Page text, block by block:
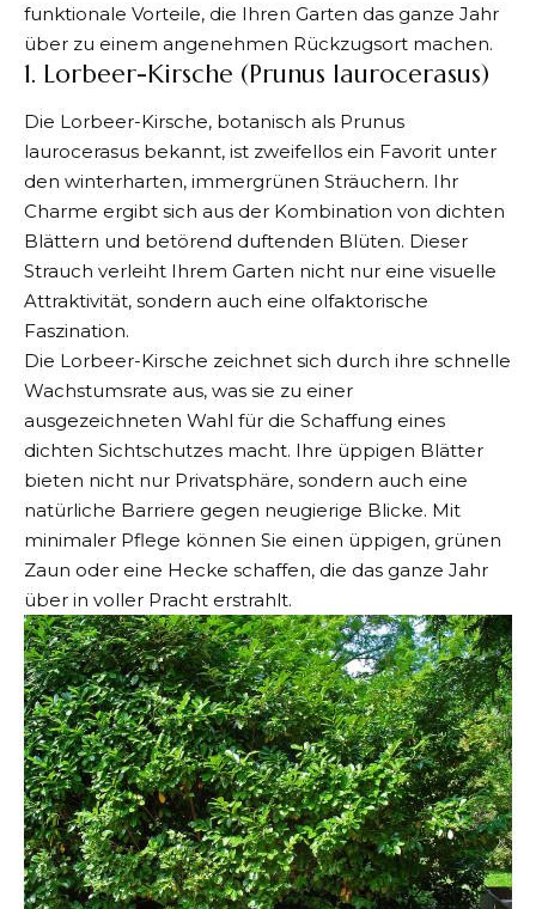
funktionale Vorteile, die Ihren Garten das ganze Jahr
über zu einem angenehmen Rückzugsort machen.
1. Lorbeer-Kirsche (Prunus laurocerasus)
Die Lorbeer-Kirsche, botanisch als Prunus
laurocerasus bekannt, ist zweifellos ein Favorit unter
den winterharten, immergrünen Sträuchern. Ihr
Charme ergibt sich aus der Kombination von dichten
Blättern und betörend duftenden Blüten. Dieser
Strauch verleiht Ihrem Garten nicht nur eine visuelle
Attraktivität, sondern auch eine olfaktorische
Faszination.
Die Lorbeer-Kirsche zeichnet sich durch ihre schnelle
Wachstumsrate aus, was sie zu einer
ausgezeichneten Wahl für die Schaffung eines
dichten Sichtschutzes macht. Ihre üppigen Blätter
bieten nicht nur Privatsphäre, sondern auch eine
natürliche Barriere gegen neugierige Blicke. Mit
minimaler Pflege können Sie einen üppigen, grünen
Zaun oder eine Hecke schaffen, die das ganze Jahr
über in voller Pracht erstrahlt.